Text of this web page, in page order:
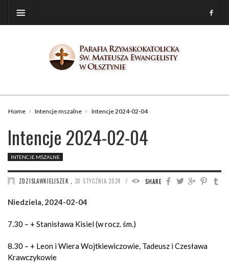
Home Intencje mszalne Intencje 2024-02-04
Intencje 2024-02-04
INTENCJE MSZALNE
SHARE
ZDZISLAWKIELISZEK 30 STYCZNIA 2024 / 1266
Niedziela, 2024-02-04
7.30 – + Stanisława Kisiel (w rocz. śm.)
8.30 – + Leon i Wiera Wojtkiewiczowie, Tadeusz i Czesława
Krawczykowie